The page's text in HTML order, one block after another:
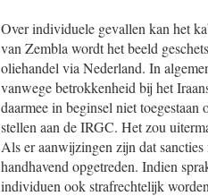
Over individuele gevallen kan het
van Zembla wordt het beeld
oliehandel via Nederland. In
vanwege betrokkenheid bij het
daarmee in beginsel niet
stellen aan de IRGC. Het zou
Als er aanwijzingen zijn dat
handhavend opgetreden. Indien
individuen ook strafrechtelijk